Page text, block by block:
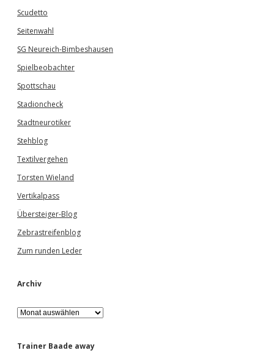
Scudetto
Seitenwahl
SG Neureich-Bimbeshausen
Spielbeobachter
Spottschau
Stadioncheck
Stadtneurotiker
Stehblog
Textilvergehen
Torsten Wieland
Vertikalpass
Übersteiger-Blog
Zebrastreifenblog
Zum runden Leder
Archiv
A
r
h
Trainer Baade away